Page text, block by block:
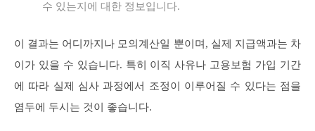
수 있는지에 대한 정보입니다.
이 결과는 어디까지나 모의계산일 뿐이며, 실제 지급액과는 차
이가 있을 수 있습니다. 특히 이직 사유나 고용보험 가입 기간
에 따라 실제 심사 과정에서 조정이 이루어질 수 있다는 점을
염두에 두시는 것이 좋습니다.